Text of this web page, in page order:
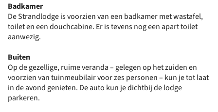
Badkamer
De Strandlodge is voorzien van een badkamer met wastafel,
toilet en een douchcabine. Er is tevens nog een apart toilet
aanwezig.
Buiten
Op de gezellige, ruime veranda – gelegen op het zuiden en
voorzien van tuinmeubilair voor zes personen – kun je tot laat
in de avond genieten. De auto kun je dichtbij de lodge
parkeren.